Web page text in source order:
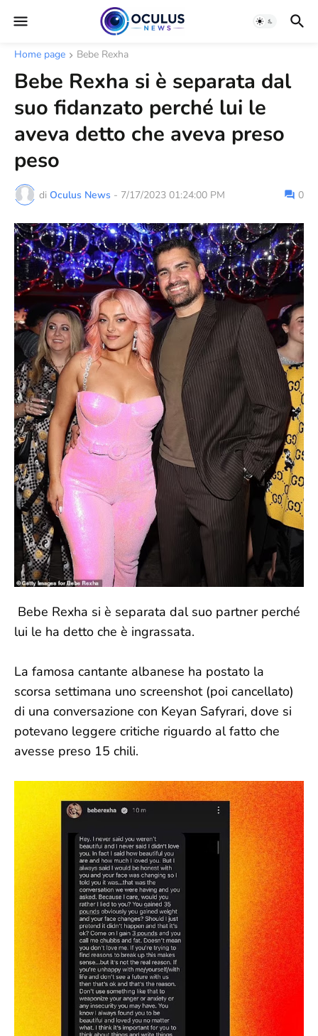
Home page Bebe Rexha
Bebe Rexha si è separata dal
suo fidanzato perché lui le
aveva detto che aveva preso
peso
di Oculus News - 7/17/2023 01:24:00 PM 0
Bebe Rexha si è separata dal suo partner perché
lui le ha detto che è ingrassata.
La famosa cantante albanese ha postato la
scorsa settimana uno screenshot (poi cancellato)
di una conversazione con Keyan Safyrari, dove si
potevano leggere critiche riguardo al fatto che
avesse preso 15 chili.